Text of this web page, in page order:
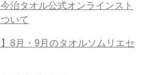
治タオル公式オンラインスト
いて
8月・9月のタオルソムリエセ